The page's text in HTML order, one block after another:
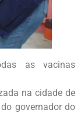
as vacinas
na cidade de
governador do